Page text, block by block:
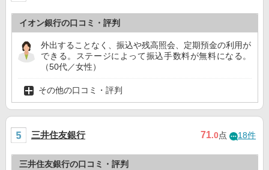
イオン銀行の口コミ・評判
外出することなく、振込や残高照会、定期預金の利用が
できる。ステージによって振込手数料が無料になる。
（50代／女性）
その他の口コミ・評判
三井住友銀行 71.0点 18件
三井住友銀行の口コミ・評判